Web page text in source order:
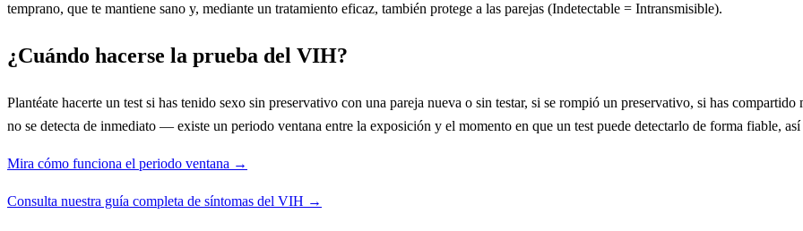
temprano, que te mantiene sano y, mediante un tratamiento eficaz, también protege a las parejas (Indetectable = Intransmisible).
¿Cuándo hacerse la prueba del VIH?
Plantéate hacerte un test si has tenido sexo sin preservativo con una pareja nueva o sin testar, si se rompió un preservativo, si has
no se detecta de inmediato — existe un periodo ventana entre la exposición y el momento en que un test puede detectarlo de forma fiable,
Mira cómo funciona el periodo ventana →
Consulta nuestra guía completa de síntomas del VIH →